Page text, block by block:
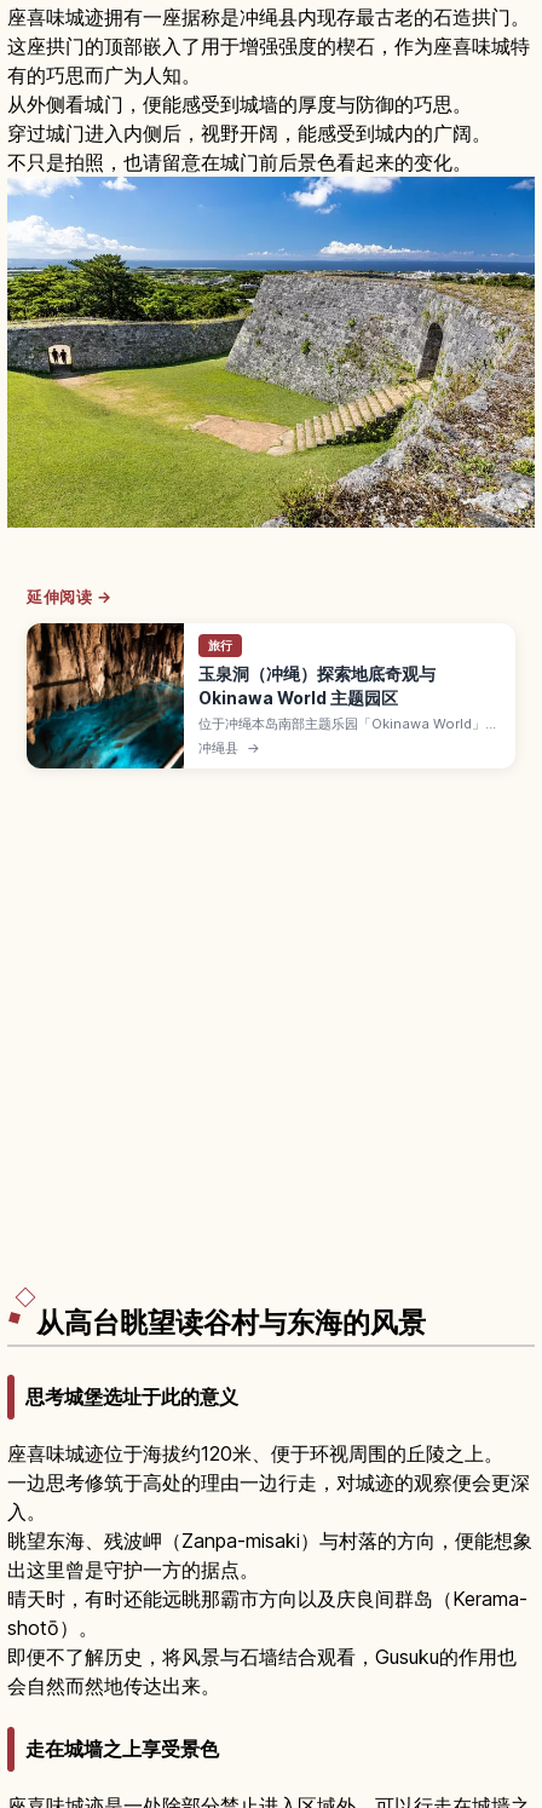
座喜味城迹拥有一座据称是冲绳县内现存最古老的石造拱门。
这座拱门的顶部嵌入了用于增强强度的楔石，作为座喜味城特
有的巧思而广为人知。
从外侧看城门，便能感受到城墙的厚度与防御的巧思。
穿过城门进入内侧后，视野开阔，能感受到城内的广阔。
不只是拍照，也请留意在城门前后景色看起来的变化。
延伸阅读 →
旅行
玉泉洞（冲绳）探索地底奇观与
Okinawa World 主题园区
位于冲绳本岛南部主题乐园「Okinawa World」内
的玉泉洞，是全长超过5公里、其中约890米对游
客开放的巨大钟乳石洞。本文介绍数量惊人的钟乳
冲绳县 →
从高台眺望读谷村与东海的风景
思考城堡选址于此的意义
座喜味城迹位于海拔约120米、便于环视周围的丘陵之上。
一边思考修筑于高处的理由一边行走，对城迹的观察便会更深
入。
眺望东海、残波岬（Zanpa-misaki）与村落的方向，便能想象
出这里曾是守护一方的据点。
晴天时，有时还能远眺那霸市方向以及庆良间群岛（Kerama-
shotō）。
即便不了解历史，将风景与石墙结合观看，Gusuku的作用也
会自然而然地传达出来。
走在城墙之上享受景色